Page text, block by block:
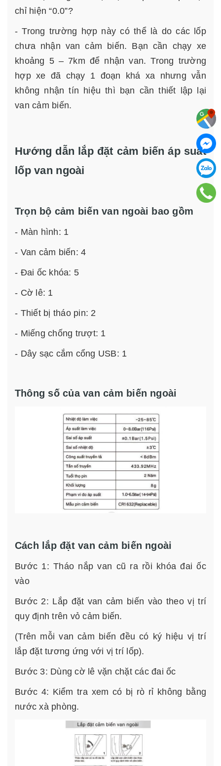
chỉ hiện “0.0”?
- Trong trường hợp này có thể là do các lốp
chưa nhận van cảm biến. Bạn cần chạy xe
khoảng 5 – 7km để nhận van. Trong trường
hợp xe đã chạy 1 đoạn khá xa nhưng vẫn
không nhận tín hiệu thì bạn cần thiết lập lại
van cảm biến.
Hướng dẫn lắp đặt cảm biến áp suất
lốp van ngoài
Trọn bộ cảm biến van ngoài bao gồm
- Màn hình: 1
- Van cảm biến: 4
- Đai ốc khóa: 5
- Cờ lê: 1
- Thiết bị tháo pin: 2
- Miếng chống trượt: 1
- Dây sạc cắm cổng USB: 1
Thông số của van cảm biến ngoài
Cách lắp đặt van cảm biến ngoài
Bước 1: Tháo nắp van cũ ra rồi khóa đai ốc
vào
Bước 2: Lắp đặt van cảm biến vào theo vị trí
quy định trên vỏ cảm biến.
(Trên mỗi van cảm biến đều có ký hiệu vị trí
lắp đặt tương ứng với vị trí lốp).
Bước 3: Dùng cờ lê vặn chặt các đai ốc
Bước 4: Kiểm tra xem có bị rò rỉ không bằng
nước xà phòng.